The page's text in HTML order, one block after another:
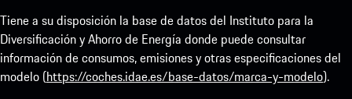
Tiene a su disposición la base de datos del Instituto para la
Diversificación y Ahorro de Energía donde puede consultar
información de consumos, emisiones y otras especificaciones del
modelo (https://coches.idae.es/base-datos/marca-y-modelo).